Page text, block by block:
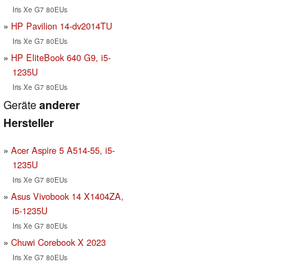
Iris Xe G7 80EUs
HP Pavilion 14-dv2014TU
Iris Xe G7 80EUs
HP EliteBook 640 G9, i5-
1235U
Iris Xe G7 80EUs
Geräteanderer
Hersteller
Acer Aspire 5 A514-55, i5-
1235U
Iris Xe G7 80EUs
Asus Vivobook 14 X1404ZA,
i5-1235U
Iris Xe G7 80EUs
Chuwi Corebook X 2023
Iris Xe G7 80EUs